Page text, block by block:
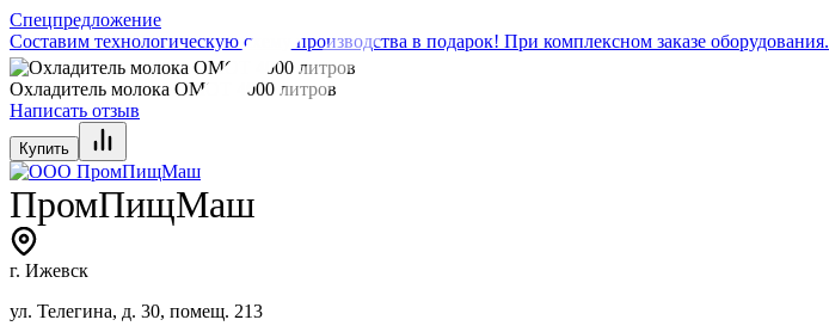
Спецпредложение
Составим технологическую схему производства в подарок! При комплексном заказе оборудования.
Охладитель молока ОМОТ 4000 литров
Написать отзыв
Купить
ПромПищМаш
г. Ижевск
ул. Телегина, д. 30, помещ. 213